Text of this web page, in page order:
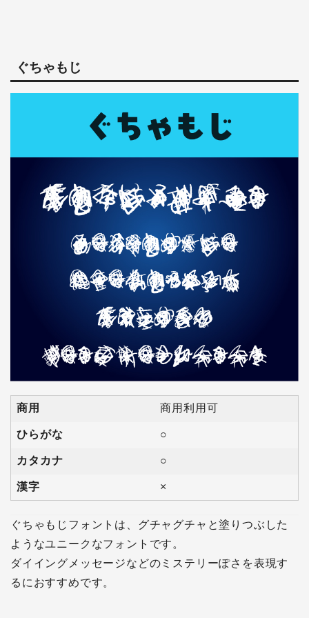
ぐちゃもじ
商用 商用利用可
ひらがな ○
カタカナ ○
漢字 ×
ぐちゃもじフォントは、グチャグチャと塗りつぶした
ようなユニークなフォントです。
ダイイングメッセージなどのミステリーぽさを表現す
るにおすすめです。